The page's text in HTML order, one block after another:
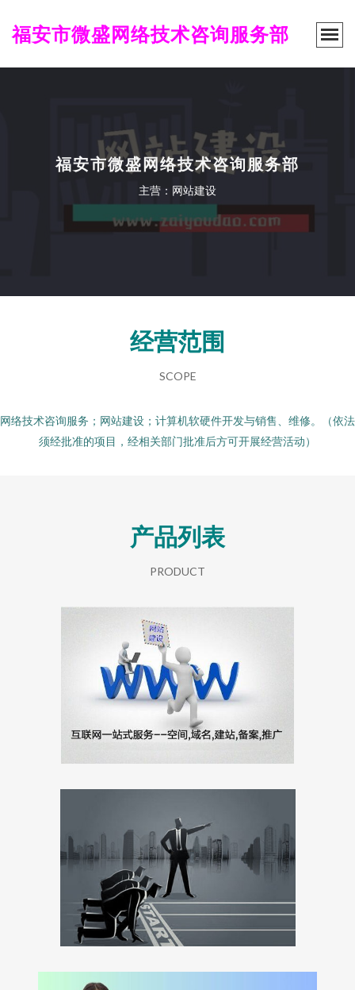
福安市微盛网络技术咨询服务部
福安市微盛网络技术咨询服务部
主营：网站建设
经营范围
SCOPE
网络技术咨询服务；网站建设；计算机软硬件开发与销售、维修。（依法
须经批准的项目，经相关部门批准后方可开展经营活动）
产品列表
PRODUCT